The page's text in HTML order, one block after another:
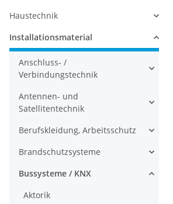
Haustechnik
Installationsmaterial
Anschluss- /
Verbindungstechnik
Antennen- und
Satellitentechnik
Berufskleidung, Arbeitsschutz
Brandschutzsysteme
Bussysteme / KNX
Aktorik